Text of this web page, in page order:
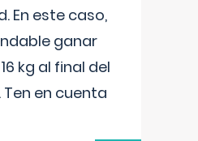
En este caso,
ganar
kg al final del
en cuenta